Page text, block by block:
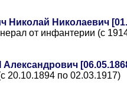
Николай Николаевич
от инфантерии (с
Александрович
20.10.1894 по 02.03.1917)